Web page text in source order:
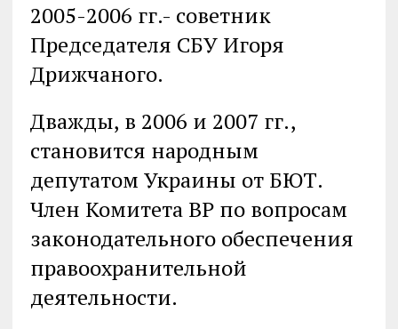
2005-2006 гг.- советник
Председателя СБУ Игоря
Дрижчаного.
Дважды, в 2006 и 2007 гг.,
становится народным
депутатом Украины от БЮТ.
Член Комитета ВР по вопросам
законодательного обеспечения
правоохранительной
деятельности.